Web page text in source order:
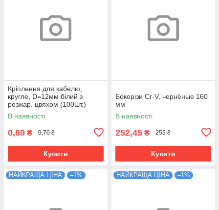
Кріплення для кабелю,
кругле, D=12мм білий з
розжар. цвяхом (100шт.)
В наявності
0,69 ₴ 0,70 ₴
Купити
Бокорізи Cr-V, чернёные 160
мм
В наявності
252,45 ₴ 255 ₴
Купити
НАЙКРАЩА ЦІНА –1% НАЙКРАЩА ЦІНА –1%